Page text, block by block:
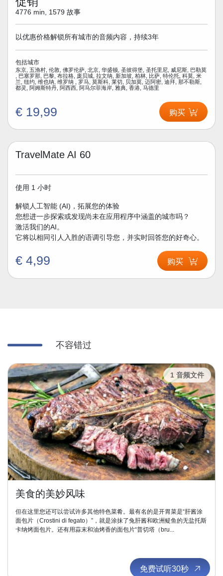
4776 min, 1579 故事
以优惠价格解锁所有城市的音频内容，持续3年
包括城市
东京, 五渔村, 伦敦, 佛罗伦萨, 北京, 华盛顿, 圣彼得堡, 圣托里尼, 威尼斯, 巴勒莫
, 巴塞罗那, 巴黎, 布拉格, 庞贝城, 拉文纳, 新加坡, 柏林, 比萨, 特伦托, 科莫, 米
兰, 纽约, 维也纳, 维罗纳 , 罗马, 莫斯科, 莱切, 贝加莫, 迈阿密, 迪拜, 那不勒斯,
都灵, 阿姆斯特丹, 阿西西, 阿马尔菲海岸, 雅典, 香港, 马德里
€ 19,99 购买
TravelMate AI 60
使用 1 小时
解锁人工智能 (AI)，拓展您的体验
您想进一步探索或发现尚未在应用程序中涵盖的城市吗？
激活我们的AI。
它将以相同引人入胜的语调引导您，并实时回答您的好奇心。
€ 4,99 购买
不容错过
1 音频文件
美食的美妙风味
但在这里您还可以尝试许多其他特色菜肴。最有名的是开胃菜是“肝酱涂
面包片（Crostini di fegato）”，就是涂抹了兔肝酱和欧洲鳀鱼的无盐托斯
卡纳烤面包片。还有用蒜末和油烤香的面包片“普切塔（bru...
免费试听30秒